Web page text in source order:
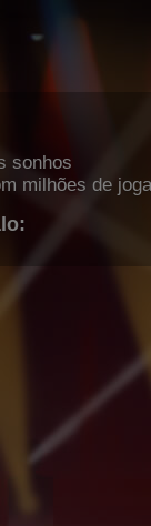
sonhos
milhões de